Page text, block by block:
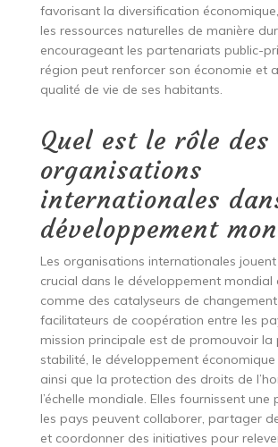
favorisant la diversification
les ressources naturelles de manière
encourageant les partenariats public-
région peut renforcer son économie et
qualité de vie de ses habitants.
Quel est le rôle des
organisations
internationales
développement
Les organisations internationales
crucial dans le développement mondial
comme des catalyseurs de
facilitateurs de coopération entre les
mission principale est de promouvoir la
stabilité, le développement économique
ainsi que la protection des droits de
l’échelle mondiale. Elles fournissent
les pays peuvent collaborer, partager
et coordonner des initiatives pour